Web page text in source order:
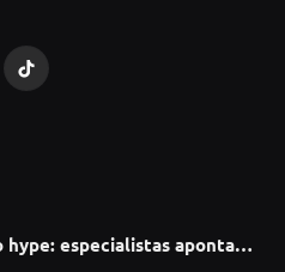
TikTok
hype: especialistas apontam